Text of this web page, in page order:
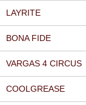
LAYRITE
BONA FIDE
VARGAS 4 CIRCUS
COOLGREASE